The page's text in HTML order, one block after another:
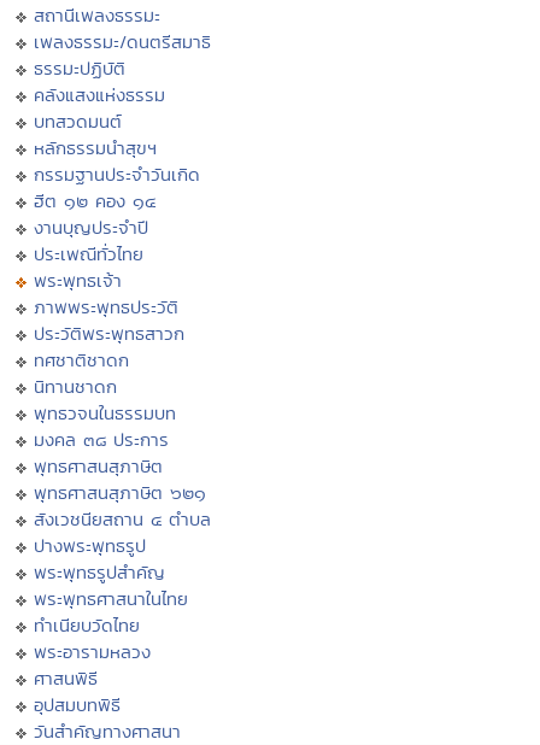
สถานีเพลงธรรมะ
เพลงธรรมะ/ดนตรีสมาธิ
ธรรมะปฏิบัติ
คลังแสงแห่งธรรม
บทสวดมนต์
หลักธรรมนำสุขฯ
กรรมฐานประจำวันเกิด
ฮีต ๑๒ คอง ๑๔
งานบุญประจำปี
ประเพณีทั่วไทย
พระพุทธเจ้า
ภาพพระพุทธประวัติ
ประวัติพระพุทธสาวก
ทศชาติชาดก
นิทานชาดก
พุทธวจนในธรรมบท
มงคล ๓๘ ประการ
พุทธศาสนสุภาษิต
พุทธศาสนสุภาษิต ๖๒๑
สังเวชนียสถาน ๔ ตำบล
ปางพระพุทธรูป
พระพุทธรูปสำคัญ
พระพุทธศาสนาในไทย
ทำเนียบวัดไทย
พระอารามหลวง
ศาสนพิธี
อุปสมบทพิธี
วันสำคัญทางศาสนา